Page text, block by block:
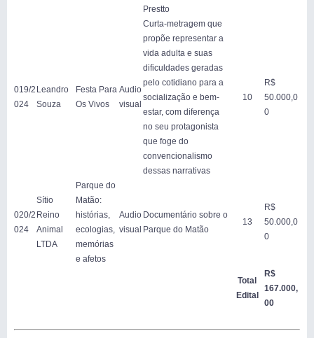
Prestto
019/2
024
Leandro
Souza
Festa Para
Os Vivos
Audio
visual
Curta-metragem que
propõe representar a
vida adulta e suas
dificuldades geradas
pelo cotidiano para a
socialização e bem-
estar, com diferença
no seu protagonista
que foge do
convencionalismo
dessas narrativas
10
R$
50.000,0
0
020/2
024
Sítio
Reino
Animal
LTDA
Parque do
Matão:
histórias,
ecologias,
memórias
e afetos
Audio
visual
Documentário sobre o
Parque do Matão
13
R$
50.000,0
0
Total
Edital
R$
167.000,
00